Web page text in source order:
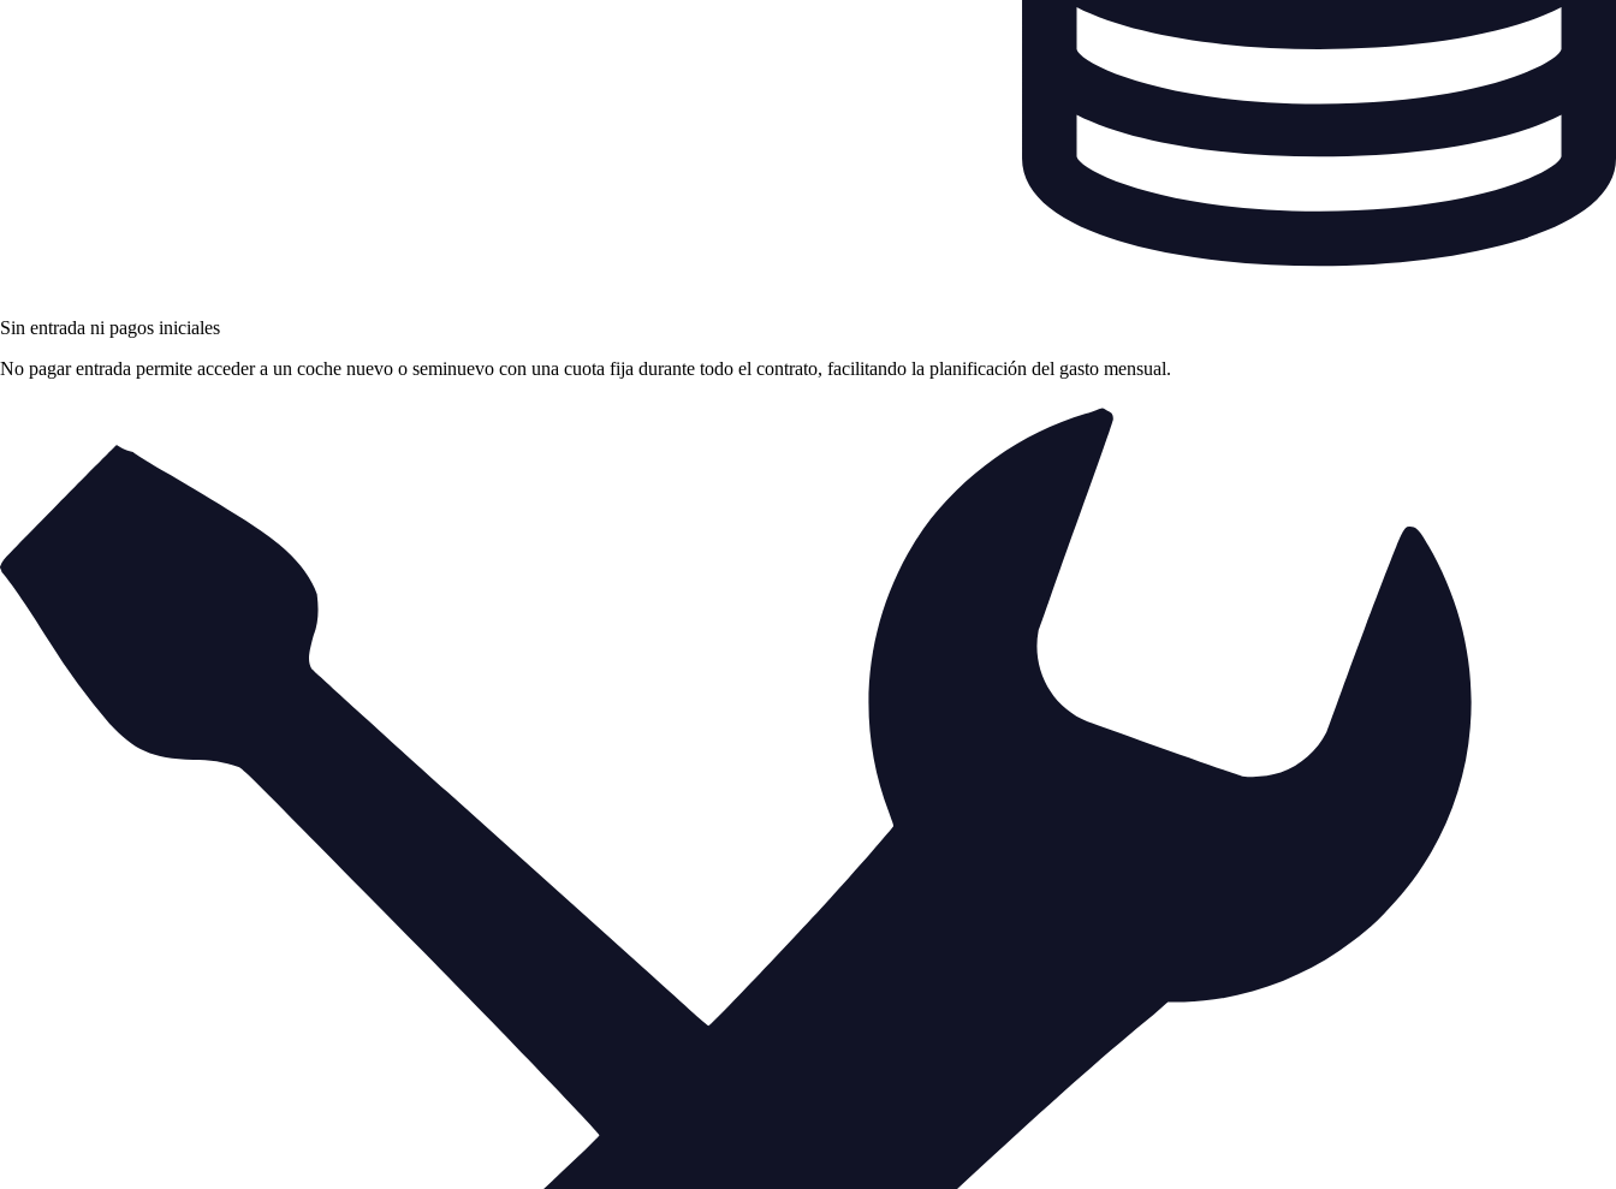
Sin entrada ni pagos iniciales
No pagar entrada permite acceder a un coche nuevo o seminuevo con una cuota fija durante todo el contrato, facilitando la planificación del gasto mensual.